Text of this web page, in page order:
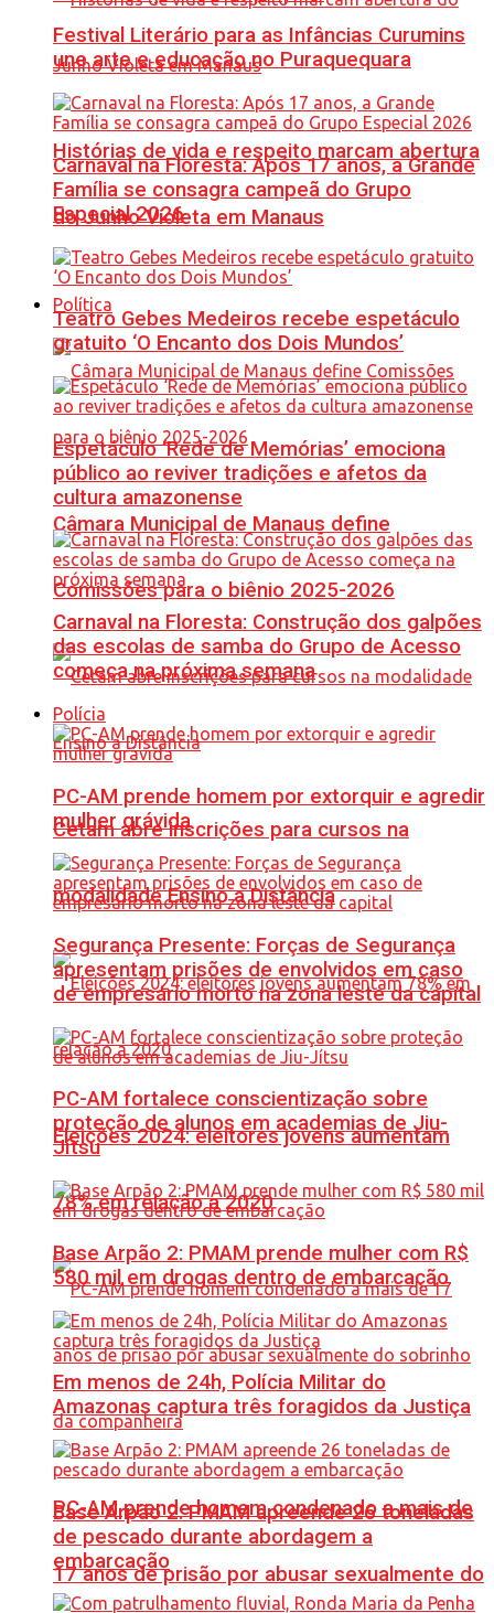
Histórias de vida e respeito marcam abertura
do Junho Violeta em Manaus
Política
Câmara Municipal de Manaus define
Comissões para o biênio 2025-2026
Cetam abre inscrições para cursos na
modalidade Ensino a Distância
Eleições 2024: eleitores jovens aumentam
78% em relação a 2020
PC-AM prende homem condenado a mais de
17 anos de prisão por abusar sexualmente do
Festival Literário para as Infâncias Curumins
une arte e educação no Puraquequara
Carnaval na Floresta: Após 17 anos, a Grande
Família se consagra campeã do Grupo
Especial 2026
Teatro Gebes Medeiros recebe espetáculo
gratuito ‘O Encanto dos Dois Mundos’
Espetáculo ‘Rede de Memórias’ emociona
público ao reviver tradições e afetos da
cultura amazonense
Carnaval na Floresta: Construção dos galpões
das escolas de samba do Grupo de Acesso
começa na próxima semana
Polícia
PC-AM prende homem por extorquir e agredir
mulher grávida
Segurança Presente: Forças de Segurança
apresentam prisões de envolvidos em caso
de empresário morto na zona leste da capital
PC-AM fortalece conscientização sobre
proteção de alunos em academias de Jiu-
Jítsu
Base Arpão 2: PMAM prende mulher com R$
580 mil em drogas dentro de embarcação
Em menos de 24h, Polícia Militar do
Amazonas captura três foragidos da Justiça
Base Arpão 2: PMAM apreende 26 toneladas
de pescado durante abordagem a
embarcação